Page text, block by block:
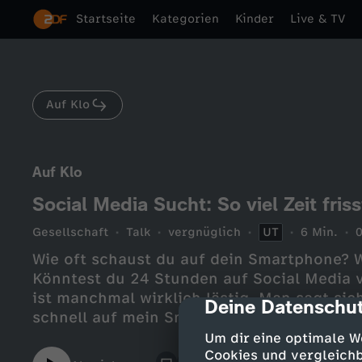
cmp-dialog-
Deine
Um dir eine optimale
Cookies und
Startseite Kategorien Kinder Live & TV
Auf Klo
Auf Klo
Social Media Sucht: So viel Zeit
Gesellschaft Talk vergnüglich UT 6 Min.
Wie oft schaust du auf dein Smartphone?
Könntest du 24 Stunden auf Social Media
ist manchmal wirklich lästig. Man sagt
schnell auf mein Smartphone” und schon
Deswegen haben wir von der Auf Klo
gestartet. Wir haben ein paar Leute